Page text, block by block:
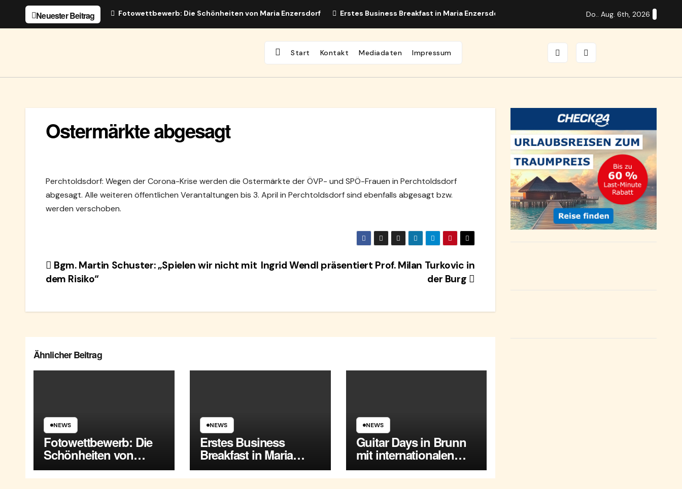
Neuester Beitrag Fotowettbewerb: Die Schönheiten von Maria Enzersdorf Erstes Business Breakfast in Maria Enzersdorf Guitar Days in Brunn mit internationalen
Do.. Aug. 6th, 2026
Start Kontakt Mediadaten Impressum
Ostermärkte abgesagt
Perchtoldsdorf: Wegen der Corona-Krise werden die Ostermärkte der ÖVP- und SPÖ-Frauen in Perchtoldsdorf
abgesagt. Alle weiteren öffentlichen Verantaltungen bis 3. April in Perchtoldsdorf sind ebenfalls abgesagt bzw.
werden verschoben.
Beitragsnavigation
Ingrid Wendl präsentiert Prof. Milan Turkovic in
der Burg
Bgm. Martin Schuster: „Spielen wir nicht mit
dem Risiko“
Ähnlicher Beitrag
NEWS
Fotowettbewerb: Die
Schönheiten von
Maria Enzersdorf
NEWS
Erstes Business
Breakfast in Maria
Enzersdorf
NEWS
Guitar Days in Brunn
mit internationalen
Spitzenmusikern